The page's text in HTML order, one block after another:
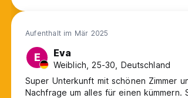
Aufenthalt im Mär 2025
E Eva
Weiblich, 25-30, Deutschland
Super Unterkunft mit schönen Zimmer
Nachfrage um alles für einen kümmern.